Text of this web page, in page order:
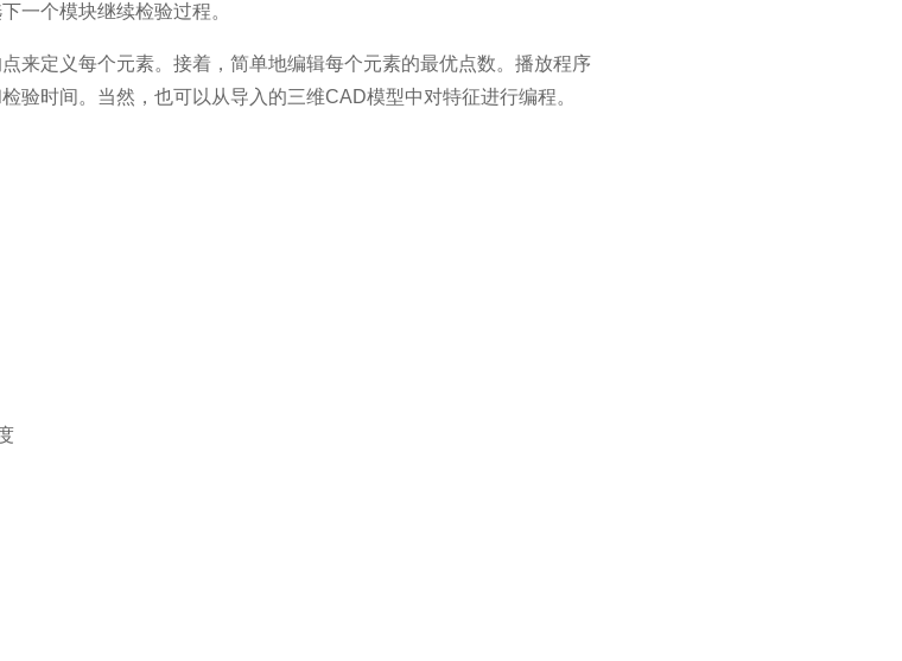
一个模块继续检验过程。
来定义每个元素。接着，简单地编辑每个元素的最优点数。播放程序
验时间。当然，也可以从导入的三维CAD模型中对特征进行编程。